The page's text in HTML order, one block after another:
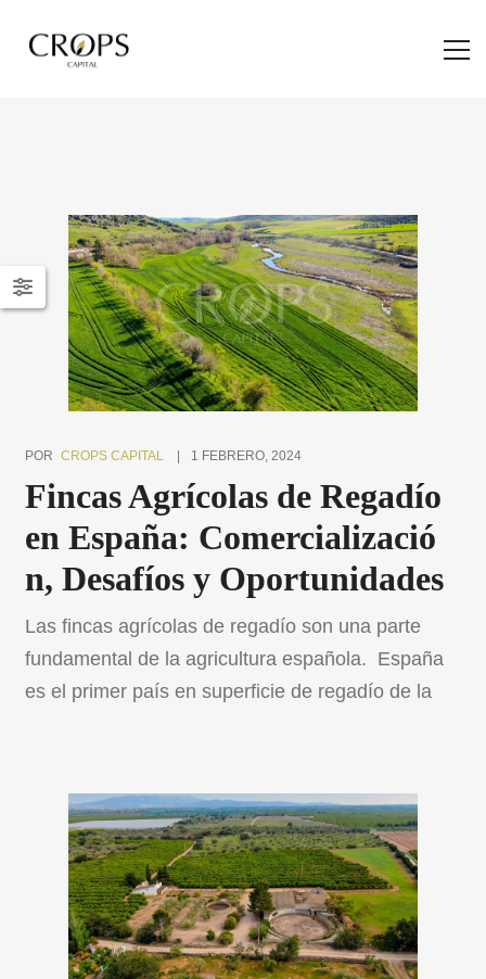
POR CROPS CAPITAL 1 FEBRERO, 2024
Fincas Agrícolas de Regadío
en España: Comercializació
n, Desafíos y Oportunidades
Las fincas agrícolas de regadío son una parte
fundamental de la agricultura española. España
es el primer país en superficie de regadío de la
representa aproximadamente el 27% de la
superficie agrícola española, y produce alrededor
del 50% […]